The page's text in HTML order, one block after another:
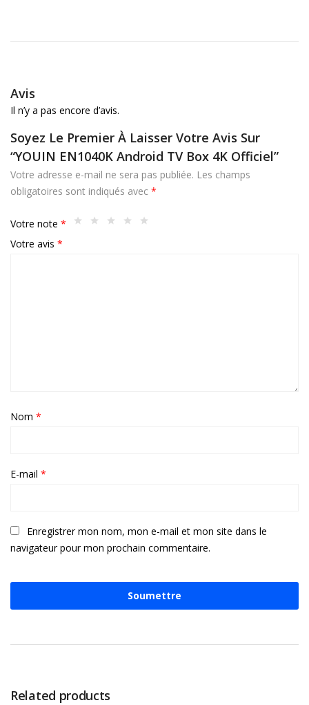
Avis
Il n’y a pas encore d’avis.
Soyez Le Premier À Laisser Votre Avis Sur
“YOUIN EN1040K Android TV Box 4K Officiel”
Votre adresse e-mail ne sera pas publiée. Les champs
obligatoires sont indiqués avec *
Votre note *
Votre avis *
Nom *
E-mail *
Enregistrer mon nom, mon e-mail et mon site dans le
navigateur pour mon prochain commentaire.
Related products